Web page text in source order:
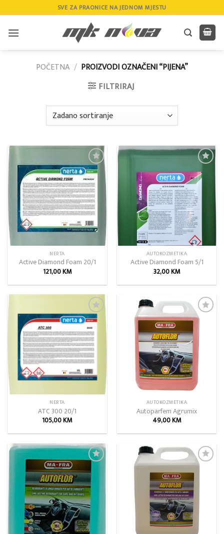
to
content
SVE ZA PRAONICE NA JEDNOM MJESTU
POČETNA / PROIZVODI OZNAČENI “PIJENA”
FILTRIRAJ
Add to
wishlist
NERTA
Active Diamond Foam 20/1
121,00KM
Add to
wishlist
AUTOKOZMETIKA
Active Diamond Foam 5/1
32,00KM
Add to
wishlist
NERTA
ATC 300 20/1
105,00KM
Add to
AUTOKOZMETIKA
Autoparfem Agrumix
49,00KM
Add to
wishlist
Add to
wishlist